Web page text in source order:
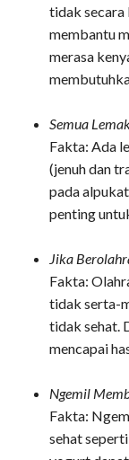
tidak secara
membantu
merasa
Semua
Fakta: Ada
(jenuh dan
pada
penting
Jika
Fakta:
tidak serta-
tidak sehat.
mencapai
Ngemil
Fakta:
sehat